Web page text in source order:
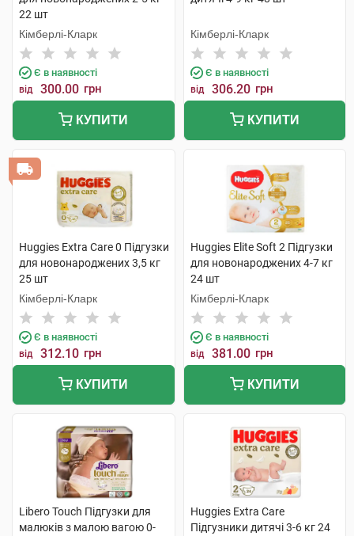
22 шт
Кімберлі-Кларк
Є в наявності
від 300.00 грн
КУПИТИ
Кімберлі-Кларк
Є в наявності
від 306.20 грн
КУПИТИ
Huggies Extra Care 0 Підгузки
для новонароджених 3,5 кг
25 шт
Кімберлі-Кларк
Є в наявності
від 312.10 грн
КУПИТИ
Huggies Elite Soft 2 Підгузки
для новонароджених 4-7 кг
24 шт
Кімберлі-Кларк
Є в наявності
від 381.00 грн
КУПИТИ
Libero Touch Підгузки для
малюків з малою вагою 0-
Huggies Extra Care
Підгузники дитячі 3-6 кг 24